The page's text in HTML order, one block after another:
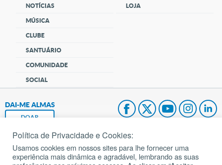
NOTÍCIAS
MÚSICA
CLUBE
SANTUÁRIO
COMUNIDADE
SOCIAL
LOJA
DAI-ME ALMAS
DOAR
Fundação João Paulo II
Pedido de Oração
Política de Privacidade e Cookies:
Usamos cookies em nossos sites para lhe fornecer uma
experiência mais dinâmica e agradável, lembrando as suas